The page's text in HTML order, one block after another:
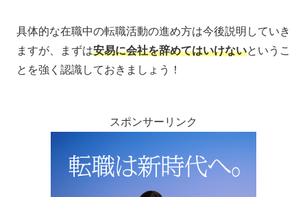
具体的な在職中の転職活動の進め方は今後説明していき
ますが、まずは安易に会社を辞めてはいけないというこ
とを強く認識しておきましょう！
スポンサーリンク